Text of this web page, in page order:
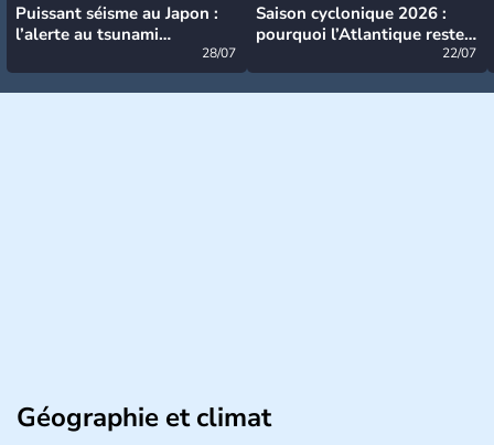
Puissant séisme au Japon :
l’alerte au tsunami
28/07
Saison cyclonique 2026 :
pourquoi l’Atlantique reste
22/07
Géographie et climat